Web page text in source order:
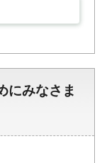
にみなさま